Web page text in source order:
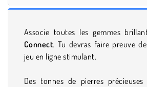
Associe toutes les gemmes
Connect. Tu devras faire preuve
jeu en ligne stimulant.
Des tonnes de pierres